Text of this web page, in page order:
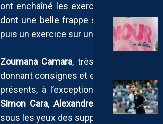
ont enchaîné les exercices :
dont une belle frappe signéeKhalil
puis un exercice sur une moitié de
Zoumana Camara, très investi, a
donnant consignes et encouragements
présents, à l’exception de
Téji
Simon Cara, Alexandre Ebener… et d’
sous les yeux des supporters.